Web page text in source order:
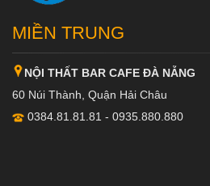
MIỀN TRUNG
NỘI THẤT BAR CAFE ĐÀ NẴNG
60 Núi Thành, Quận Hải Châu
0384.81.81.81 - 0935.880.880